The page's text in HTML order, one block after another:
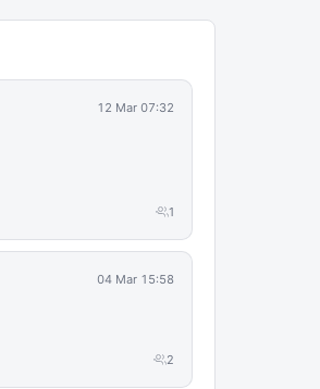
12 Mar 07:32
1
04 Mar 15:58
2